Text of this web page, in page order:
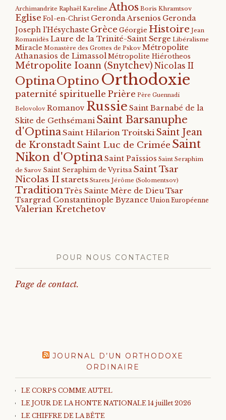
Archimandrite Raphaël Kareline Athos Boris Khramtsov
Eglise Fol-en-Christ Geronda Arsenios Geronda
Joseph l'Hésychaste Grèce Géorgie Histoire Jean
Romanidès Laure de la Trinité-Saint Serge Libéralisme
Miracle Monastère des Grottes de Pskov Métropolite
Athanasios de Limassol Métropolite Hiérotheos
Métropolite Ioann (Snytchev) Nicolas II
OptinaOptino Orthodoxie
paternité spirituelle Prière Père Guennadi
Belovolov Romanov Russie Saint Barnabé de la
Skite de Gethsémani Saint Barsanuphe
d'OptinaSaint Hilarion Troitski Saint Jean
de KronstadtSaint Luc de Crimée Saint
Nikon d'OptinaSaint Païssios Saint Seraphim
de Sarov Saint Seraphim de Vyritsa Saint Tsar
Nicolas II starets Starets Jérôme (Solomentsov)
TraditionTrès Sainte Mère de DieuTsar
Tsargrad Constantinople Byzance Union Européenne
Valerian Kretchetov
POUR NOUS CONTACTER
Page de contact.
JOURNAL D’UN ORTHODOXE
ORDINAIRE
LE CORPS COMME AUTEL
LE JOUR DE LA HONTE NATIONALE 14 juillet 2026
LE CHIFFRE DE LA BÊTE